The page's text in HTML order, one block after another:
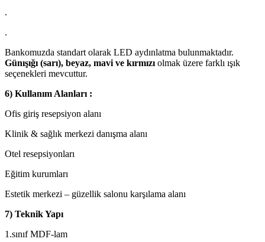
.
.
Bankomuzda standart olarak LED aydınlatma bulunmaktadır.
Günışığı (sarı), beyaz, mavi ve kırmızı olmak üzere farklı ışık
seçenekleri mevcuttur.
6) Kullanım Alanları :
Ofis giriş resepsiyon alanı
Klinik & sağlık merkezi danışma alanı
Otel resepsiyonları
Eğitim kurumları
Estetik merkezi – güzellik salonu karşılama alanı
7) Teknik Yapı
1.sınıf MDF-lam